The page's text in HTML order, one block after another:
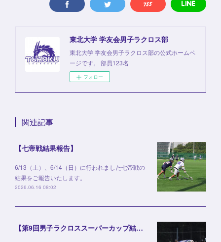
東北大学 学友会男子ラクロス部
東北大学 学友会男子ラクロス部の公式ホームペ
ージです。 部員123名
フォロー
関連記事
【七帝戦結果報告】
6/13（土）、6/14（日）に行われました七帝戦の
結果をご報告いたします。
2026.06.16 08:02
【第9回男子ラクロススーパーカップ結果報告】